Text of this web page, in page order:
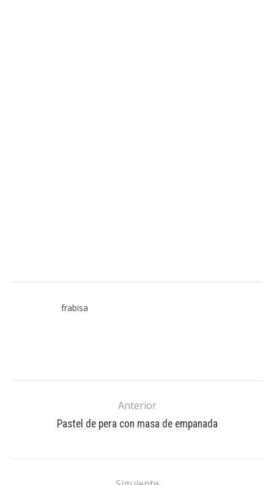
frabisa
Anterior
Pastel de pera con masa de empanada